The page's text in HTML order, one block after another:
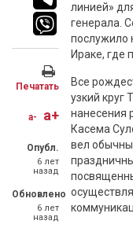
Печатать
a- a+
Опубл.
6 лет
назад
Обновлено
6 лет
назад
линией»
генерала.
послужило
Ираке, где
Все
узкий круг
нанесения
Касема
вел